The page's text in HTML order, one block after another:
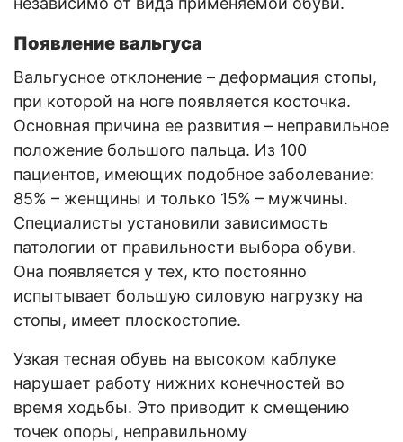
Появление вальгуса
Вальгусное отклонение – деформация стопы,
при которой на ноге появляется косточка.
Основная причина ее развития – неправильное
положение большого пальца. Из 100
пациентов, имеющих подобное заболевание:
85% – женщины и только 15% – мужчины.
Специалисты установили зависимость
патологии от правильности выбора обуви.
Она появляется у тех, кто постоянно
испытывает большую силовую нагрузку на
стопы, имеет плоскостопие.
Узкая тесная обувь на высоком каблуке
нарушает работу нижних конечностей во
время ходьбы. Это приводит к смещению
точек опоры, неправильному